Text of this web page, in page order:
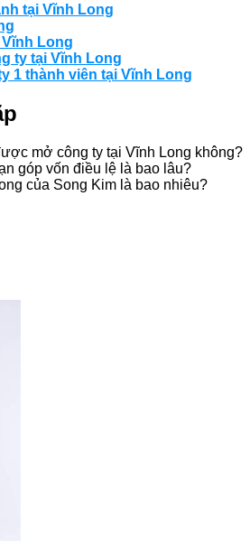
tại Vĩnh Long
Long
ty tại Vĩnh Long
1 thành viên tại Vĩnh Long
mở công ty tại Vĩnh Long không?
góp vốn điều lệ là bao lâu?
của Song Kim là bao nhiêu?